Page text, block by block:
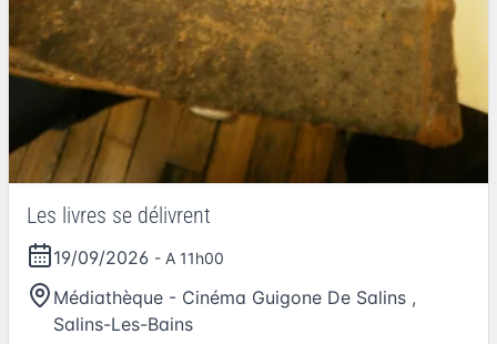
Les livres se délivrent
19/09/2026 - A 11h00
Médiathèque - Cinéma Guigone De Salins ,
Salins-Les-Bains